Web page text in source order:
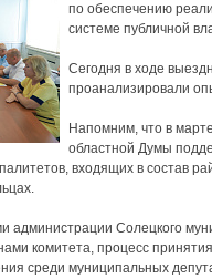
по обеспечению
системе публичной
Сегодня в ходе
проанализировали
Напомним, что в
областной Думы
входящих в состав
администрации Солецкого
комитета, процесс
среди муниципальных